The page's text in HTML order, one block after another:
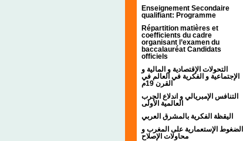
Enseignement Secondaire
qualifiant: Programme
Répartition matières et
coefficients du cadre
organisant l’examen du
baccalauréat Candidats
officiels
التحولات الإقتصادية و المالية و
الإجتماعية و الفكرية في العالم في
القرن 19م
التنافس الإمبريالي و اندلاع الحرب
العالمية الأولى
اليقظة الفكرية بالمشرق العربي
الضغوط الإستعمارية على المغرب و
محاولات الإصلاح